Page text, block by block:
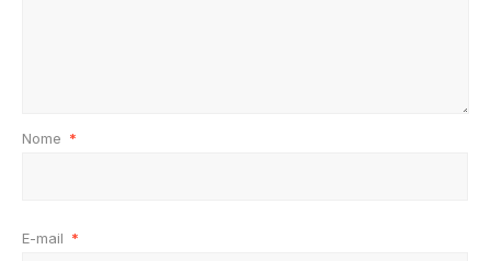
Nome *
E-mail *